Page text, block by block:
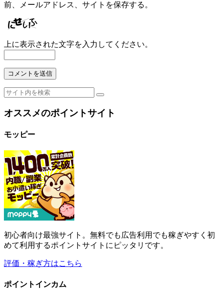
前、メールアドレス、サイトを保存する。
上に表示された文字を入力してください。
オススメのポイントサイト
モッピー
初心者向け最強サイト。無料でも広告利用でも稼ぎやすく初
めて利用するポイントサイトにピッタリです。
評価・稼ぎ方はこちら
ポイントインカム